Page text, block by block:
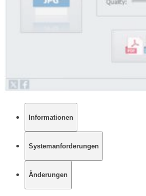
Informationen
Systemanforderungen
Änderungen